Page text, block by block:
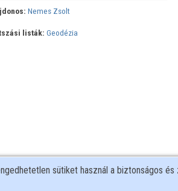
Nemes Zsolt
listák: Geodézia
sütiket használ a biztonságos